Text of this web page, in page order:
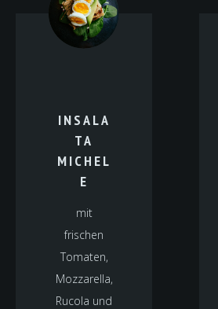
INSALA
TA
MICHEL
E
mit
frischen
Tomaten,
Mozzarella,
Rucola und